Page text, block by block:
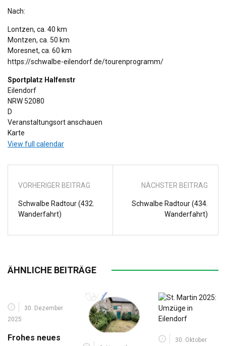
Wanderfahrt)
Nach:
Lontzen, ca. 40 km
Montzen, ca. 50 km
Moresnet, ca. 60 km
https://schwalbe-eilendorf.de/tourenprogramm/
Sportplatz Halfenstr
Eilendorf
NRW 52080
D
Veranstaltungsort anschauen
Karte
Halfenstr
View full calendar
VORHERIGER BEITRAG
Schwalbe Radtour (432.
Wanderfahrt)
NÄCHSTER BEITRAG
Schwalbe Radtour (434.
Wanderfahrt)
ÄHNLICHE BEITRÄGE
30. Dezember
2025
Frohes neues
30. Oktober